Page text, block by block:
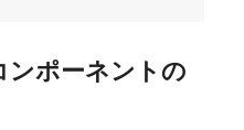
ポーネントの